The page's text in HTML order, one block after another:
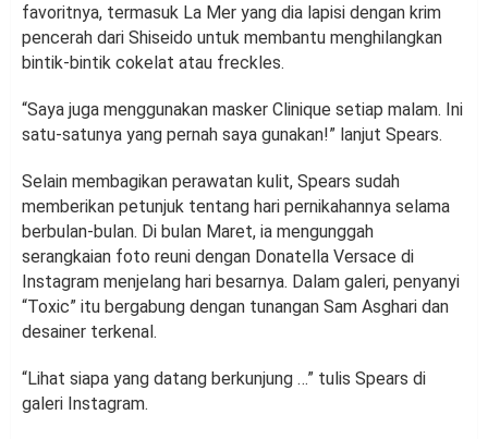
favoritnya, termasuk La Mer yang dia lapisi dengan krim
pencerah dari Shiseido untuk membantu menghilangkan
bintik-bintik cokelat atau freckles.
“Saya juga menggunakan masker Clinique setiap malam. Ini
satu-satunya yang pernah saya gunakan!” lanjut Spears.
Selain membagikan perawatan kulit, Spears sudah
memberikan petunjuk tentang hari pernikahannya selama
berbulan-bulan. Di bulan Maret, ia mengunggah
serangkaian foto reuni dengan Donatella Versace di
Instagram menjelang hari besarnya. Dalam galeri, penyanyi
“Toxic” itu bergabung dengan tunangan Sam Asghari dan
desainer terkenal.
“Lihat siapa yang datang berkunjung …” tulis Spears di
galeri Instagram.